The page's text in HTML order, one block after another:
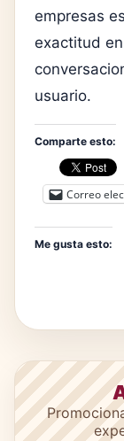
empresas
exactitud
usuario.
Comparte esto:
Correo
Me gusta esto: